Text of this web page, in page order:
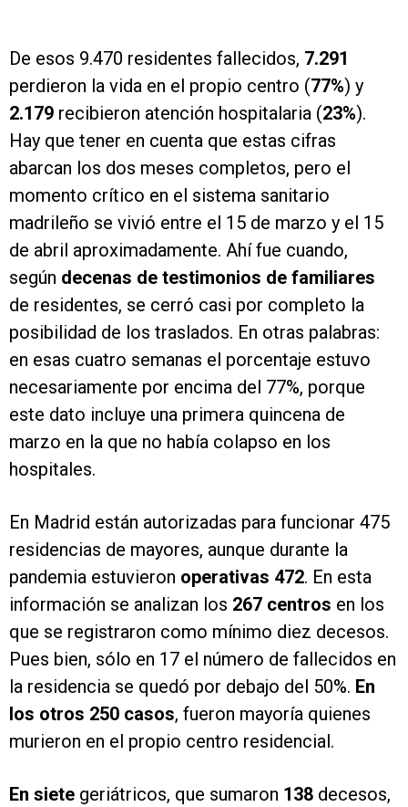
De esos 9.470 residentes fallecidos, 7.291
perdieron la vida en el propio centro (77%) y
2.179 recibieron atención hospitalaria (23%).
Hay que tener en cuenta que estas cifras
abarcan los dos meses completos, pero el
momento crítico en el sistema sanitario
madrileño se vivió entre el 15 de marzo y el 15
de abril aproximadamente. Ahí fue cuando,
según decenas de testimonios de familiares
de residentes, se cerró casi por completo la
posibilidad de los traslados. En otras palabras:
en esas cuatro semanas el porcentaje estuvo
necesariamente por encima del 77%, porque
este dato incluye una primera quincena de
marzo en la que no había colapso en los
hospitales.
En Madrid están autorizadas para funcionar 475
residencias de mayores, aunque durante la
pandemia estuvieron operativas 472. En esta
información se analizan los 267 centros en los
que se registraron como mínimo diez decesos.
Pues bien, sólo en 17 el número de fallecidos en
la residencia se quedó por debajo del 50%. En
los otros 250 casos, fueron mayoría quienes
murieron en el propio centro residencial.
En siete geriátricos, que sumaron 138 decesos,